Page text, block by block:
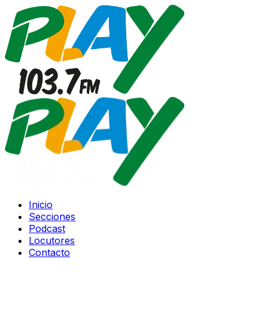
Inicio
Secciones
Podcast
Locutores
Contacto